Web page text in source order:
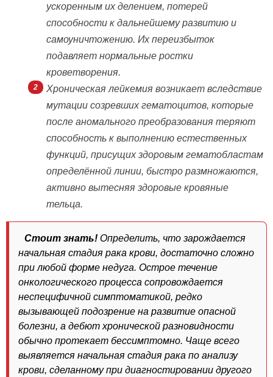
ускоренным их делением, потерей
способности к дальнейшему развитию и
самоуничтожению. Их переизбыток
подавляет нормальные ростки
кроветворения.
Хроническая лейкемия возникает вследствие
мутации созревших гематоцитов, которые
после аномального преобразования теряют
способность к выполнению естественных
функций, присущих здоровым гематобластам
определённой линии, быстро размножаются,
активно вытесняя здоровые кровяные
тельца.
Стоит знать! Определить, что зарождается
начальная стадия рака крови, достаточно сложно
при любой форме недуга. Острое течение
онкологического процесса сопровождается
неспецифичной симптоматикой, редко
вызывающей подозрение на развитие опасной
болезни, а дебют хронической разновидности
обычно протекает бессимптомно. Чаще всего
выявляется начальная стадия рака по анализу
крови, сделанному при диагностировании другого